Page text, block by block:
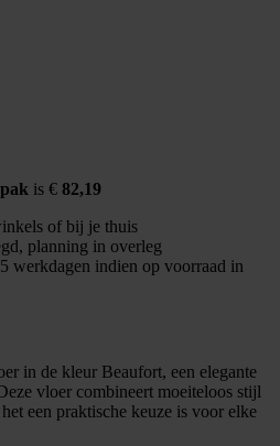
is € 82,19
of bij je thuis
planning in overleg
werkdagen indien op voorraad in
in de kleur Beaufort, een elegante
vloer combineert moeiteloos stijl
een praktische keuze is voor elke